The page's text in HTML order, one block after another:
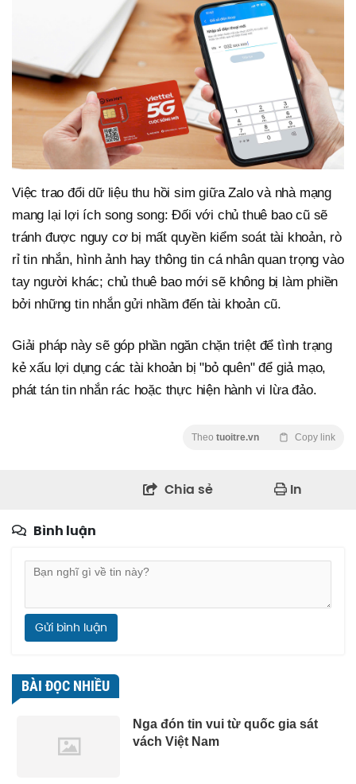
Việc trao đổi dữ liệu thu hồi sim giữa Zalo và nhà mạng
mang lại lợi ích song song: Đối với chủ thuê bao cũ sẽ
tránh được nguy cơ bị mất quyền kiểm soát tài khoản, rò
rỉ tin nhắn, hình ảnh hay thông tin cá nhân quan trọng vào
tay người khác; chủ thuê bao mới sẽ không bị làm phiền
bởi những tin nhắn gửi nhầm đến tài khoản cũ.
Giải pháp này sẽ góp phần ngăn chặn triệt để tình trạng
kẻ xấu lợi dụng các tài khoản bị "bỏ quên" để giả mạo,
phát tán tin nhắn rác hoặc thực hiện hành vi lừa đảo.
Theo tuoitre.vn Copy link
Chia sẻ In
Bình luận
Gửi bình luận
BÀI ĐỌC NHIỀU
Nga đón tin vui từ quốc gia sát
vách Việt Nam